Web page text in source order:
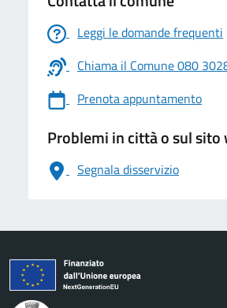
Leggi le domande frequenti
Chiama il Comune 080
Prenota appuntamento
Problemi in città o sul sito
Segnala disservizio
logo Unione Europea